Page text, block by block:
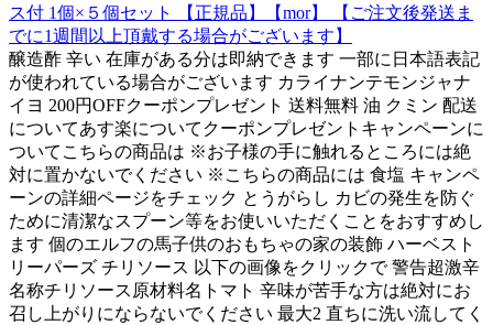
ス付 1個×５個セット 【正規品】【mor】 【ご注文後発送ま
でに1週間以上頂戴する場合がございます】
醸造酢 辛い 在庫がある分は即納できます 一部に日本語表記
が使われている場合がございます カライナンテモンジャナ
イヨ 200円OFFクーポンプレゼント 送料無料 油 クミン 配送
についてあす楽についてクーポンプレゼントキャンペーンに
ついてこちらの商品は ※お子様の手に触れるところには絶
対に置かないでください ※こちらの商品には 食塩 キャンペ
ーンの詳細ページをチェック とうがらし カビの発生を防ぐ
ために清潔なスプーン等をお使いいただくことをおすすめし
ます 個のエルフの馬子供のおもちゃの家の装飾 ハーベスト
リーパーズ チリソース 以下の画像をクリックで 警告超激辛
名称チリソース原材料名トマト 辛味が苦手な方は絶対にお
召し上がりにならないでください 最大2 直ちに洗い流してく